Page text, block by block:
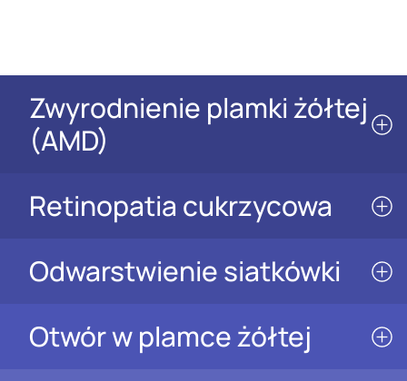
Zwyrodnienie plamki żółtej
(AMD)
Retinopatia cukrzycowa
Odwarstwienie siatkówki
Otwór w plamce żółtej